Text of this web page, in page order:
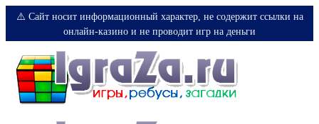
⚠️ Сайт носит информационный характер, не содержит ссылки на
онлайн-казино и не проводит игр на деньги